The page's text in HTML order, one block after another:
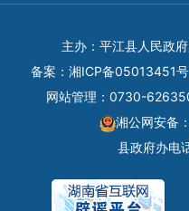
主办：平江县人民政
备案： 湘ICP备05013451号
网站管理：0730-
湘公网安备
县政府办电